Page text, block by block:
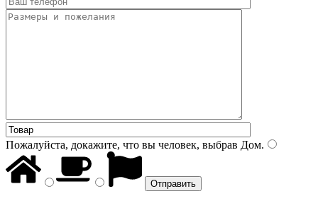
Пожалуйста, докажите, что вы человек, выбрав Дом.